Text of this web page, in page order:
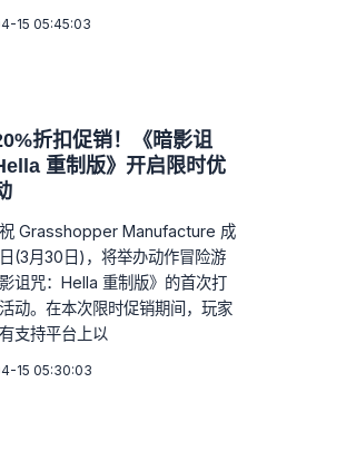
15 05:45:03
折扣促销！《暗影诅
重制版》开启限时优
Grasshopper Manufacture 成
(3月30日)，将举办动作冒险游
诅咒：Hella 重制版》的首次打
动。在本次限时促销期间，玩家
支持平台上以
15 05:30:03